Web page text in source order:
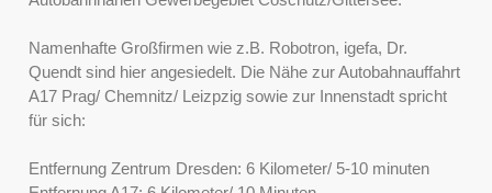
Namenhafte Großfirmen wie z.B. Robotron, igefa, Dr.
Quendt sind hier angesiedelt. Die Nähe zur Autobahnauffahrt
A17 Prag/ Chemnitz/ Leizpzig sowie zur Innenstadt spricht
für sich:
Entfernung Zentrum Dresden: 6 Kilometer/ 5-10 minuten